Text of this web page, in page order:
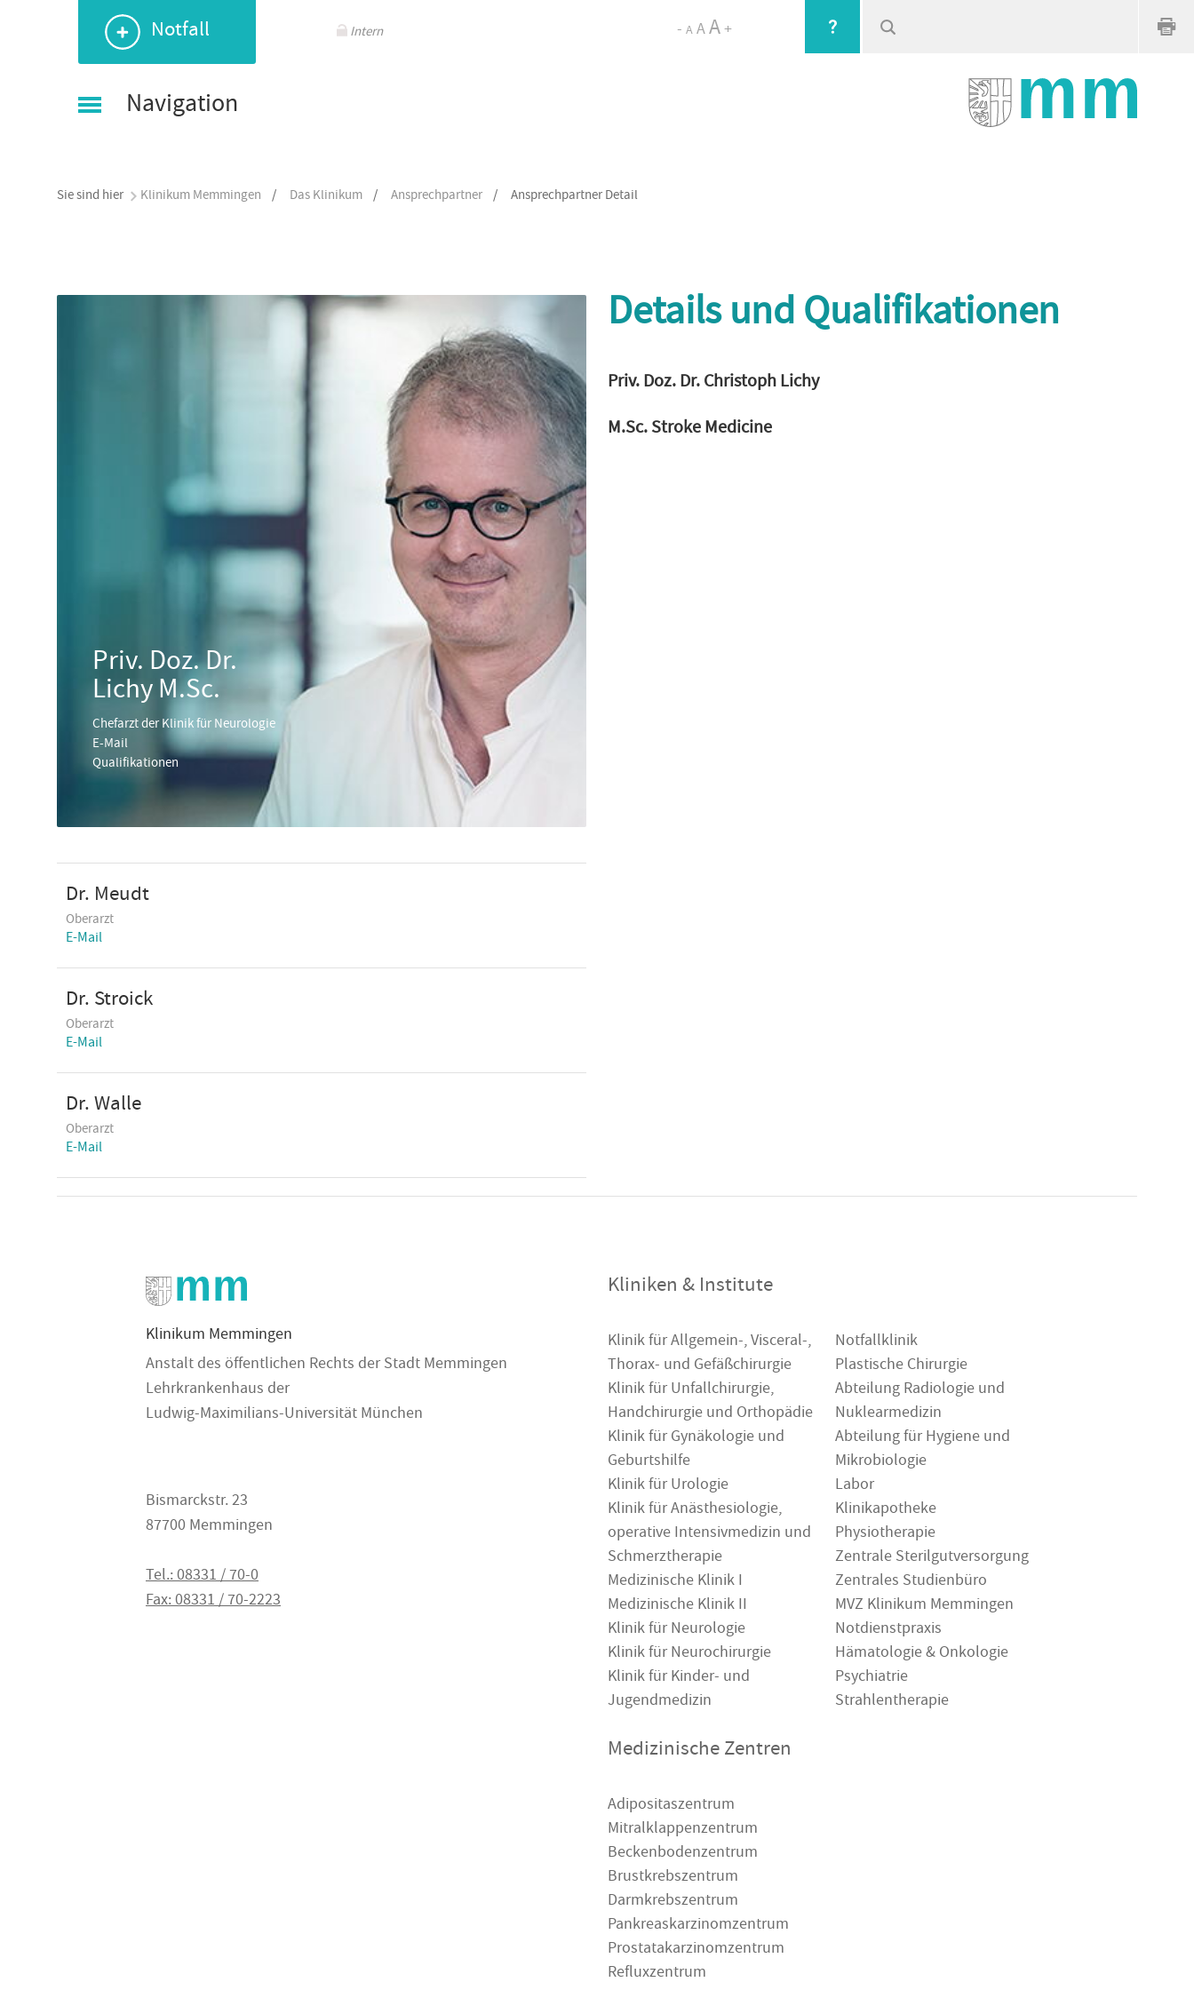
Notfall
Navigation
- AAA+
Intern
Sie sind hier Klinikum Memmingen / Das Klinikum / Ansprechpartner / Ansprechpartner Detail
Priv. Doz. Dr.
Lichy M.Sc.
Chefarzt der Klinik für Neurologie
E-Mail
Qualifikationen
Dr. Meudt
Oberarzt
E-Mail
Dr. Stroick
Oberarzt
E-Mail
Dr. Walle
Oberarzt
E-Mail
Details und Qualifikationen
Priv. Doz. Dr. Christoph Lichy
M.Sc. Stroke Medicine
Klinikum Memmingen
Anstalt des öffentlichen Rechts der Stadt Memmingen
Lehrkrankenhaus der
Ludwig-Maximilians-Universität München
Bismarckstr. 23
87700 Memmingen
Tel.: 08331 / 70-0
Fax: 08331 / 70-2223
Kliniken & Institute
Klinik für Allgemein-, Visceral-,
Thorax- und Gefäßchirurgie
Klinik für Unfallchirurgie,
Handchirurgie und Orthopädie
Klinik für Gynäkologie und
Geburtshilfe
Klinik für Urologie
Klinik für Anästhesiologie,
operative Intensivmedizin und
Schmerztherapie
Medizinische Klinik I
Medizinische Klinik II
Klinik für Neurologie
Klinik für Neurochirurgie
Klinik für Kinder- und
Jugendmedizin
Notfallklinik
Plastische Chirurgie
Abteilung Radiologie und
Nuklearmedizin
Abteilung für Hygiene und
Mikrobiologie
Labor
Klinikapotheke
Physiotherapie
Zentrale Sterilgutversorgung
Zentrales Studienbüro
MVZ Klinikum Memmingen
Notdienstpraxis
Hämatologie & Onkologie
Psychiatrie
Strahlentherapie
Medizinische Zentren
Adipositaszentrum
Mitralklappenzentrum
Beckenbodenzentrum
Brustkrebszentrum
Darmkrebszentrum
Pankreaskarzinomzentrum
Prostatakarzinomzentrum
Refluxzentrum